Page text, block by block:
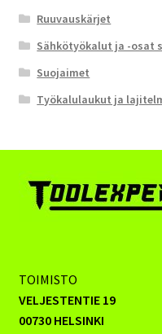
Ruuvauskärjet
Sähkötyökalut ja -osat
Suojaimet
Työkalulaukut ja
TOIMISTO
VELJESTENTIE 19
00730 HELSINKI